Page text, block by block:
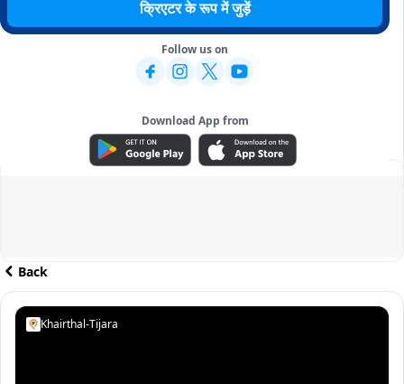
क्रिएटर के रूप में जुड़ें
Follow us on
Download App from
ADVERTISEMENT
Back
Khairthal-Tijara